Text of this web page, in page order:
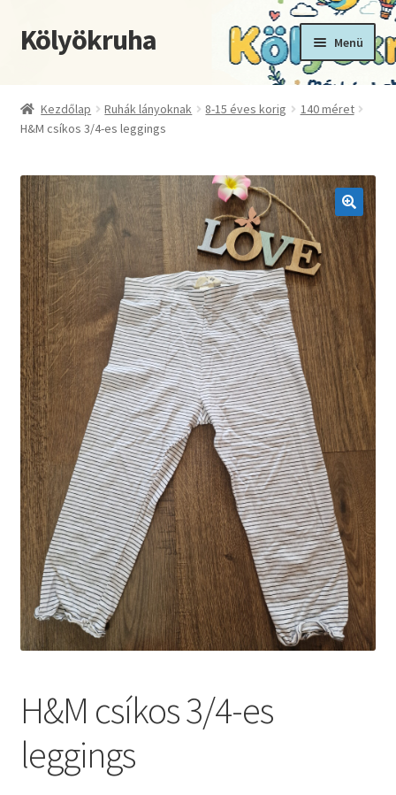
Ugrás
a
Kilépés
a
Kölyökruha Menü
Fiókom
Kosár
Pénztár
Termékek
Kezdőlap Ruhák lányoknak 8-15 éves korig
140 méret
H&M csíkos 3/4-es leggings
🔍
H&M csíkos 3/4-es
leggings